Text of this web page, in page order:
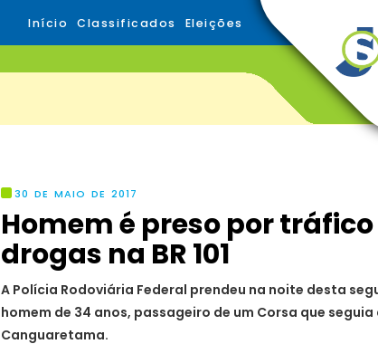
Início Classificados Eleições
30 DE MAIO DE 2017
Homem é preso por
drogas na BR 101
A Polícia Rodoviária Federal prendeu na noite desta
homem de 34 anos, passageiro de um Corsa que
Canguaretama.